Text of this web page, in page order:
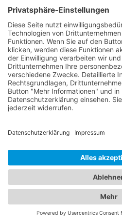
Augenärzte in der Region
verfügen über modernste
präzise Diagnose und
Ihre Augenprobleme zu
Kinderarzt Bad Endorf,
darauf spezialisiert, die
Wohlbefinden von Kindern
umfassende
Behandlung von akuten und
Erkrankungen sowie
Unsere Kinderärzte Bad
Erfahrung in der Betreuung
Altersgruppen. Unser
detaillierte Informationen zu
Kinderärzten in Ihrer Region.
einsehen, Qualifikationen,
Öffnungszeiten und